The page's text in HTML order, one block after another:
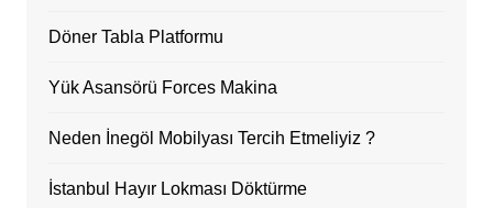
Döner Tabla Platformu
Yük Asansörü Forces Makina
Neden İnegöl Mobilyası Tercih Etmeliyiz ?
İstanbul Hayır Lokması Döktürme